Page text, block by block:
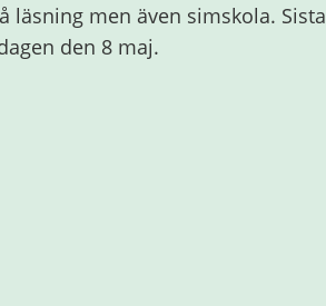
läsning men även simskola. Sista
den 8 maj.